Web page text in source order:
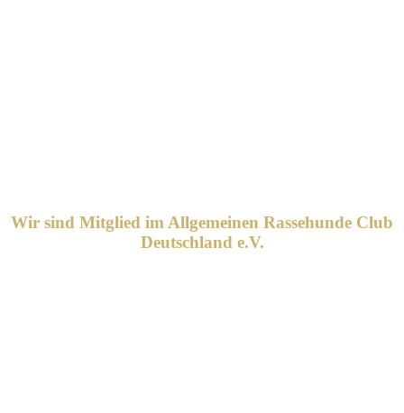
Wir sind Mitglied im Allgemeinen Rassehunde Club
Deutschland e.V.